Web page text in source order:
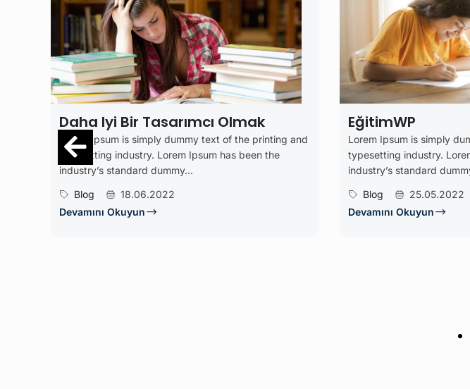
Olmak
text of the printing and
Ipsum has been the
EğitimWP
Lorem Ipsum is simply dummy text of the printing and
typesetting industry. Lorem Ipsum has been the
industry’s standard dummy...